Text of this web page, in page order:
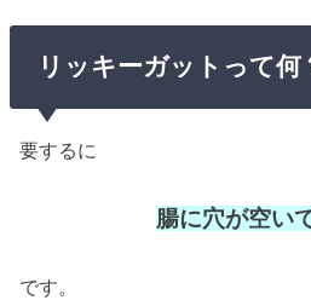
リッキーガットって何
要するに
腸に穴が空い
です。